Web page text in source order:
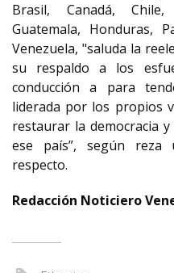
Brasil, Canadá,
Guatemala, Honduras,
Venezuela, "saluda la
su respaldo a los
conducción a para
liderada por los propios
restaurar la democracia
ese país”, según reza
respecto.
Redacción Noticiero